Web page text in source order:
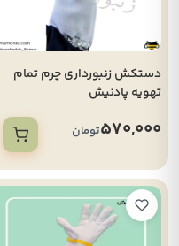
دستکش زنبورداری چرم تمام
تهویه پادنیش
570,000تومان